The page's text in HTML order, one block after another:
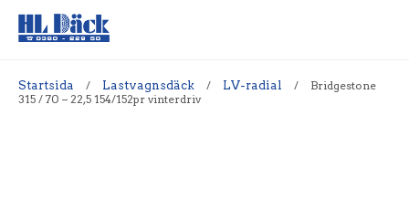
Startsida / Lastvagnsdäck / LV-radial /
Bridgestone
315 / 70 – 22,5 154/152pr vinterdriv